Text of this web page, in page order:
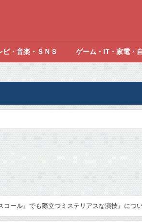
ビ・音楽・ＳＮＳ ゲーム・IT・家電・
ール』でも際立つミステリアスな演技』につ